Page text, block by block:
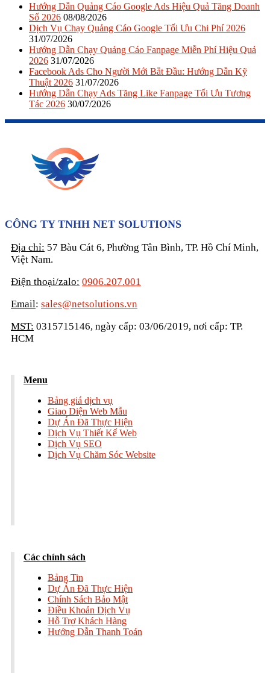
Hướng Dẫn Quảng Cáo Google Ads Hiệu Quả Tăng Doanh
Số 2026 08/08/2026
Dịch Vụ Chạy Quảng Cáo Google Tối Ưu Chi Phí 2026
31/07/2026
Hướng Dẫn Chạy Quảng Cáo Fanpage Miễn Phí Hiệu Quả
2026 31/07/2026
Facebook Ads Cho Người Mới Bắt Đầu: Hướng Dẫn Kỹ
Thuật 2026 31/07/2026
Hướng Dẫn Chạy Ads Tăng Like Fanpage Tối Ưu Tương
Tác 2026 30/07/2026
CÔNG TY TNHH NET SOLUTIONS
Địa chỉ: 57 Bàu Cát 6, Phường Tân Bình, TP. Hồ Chí Minh,
Việt Nam.
Điện thoại/zalo: 0906.207.001
Email: sales@netsolutions.vn
MST: 0315715146, ngày cấp: 03/06/2019, nơi cấp: TP.
HCM
Menu
Bảng giá dịch vụ
Giao Diện Web Mẫu
Dự Án Đã Thực Hiện
Dịch Vụ Thiết Kế Web
Dịch Vụ SEO
Dịch Vụ Chăm Sóc Website
Các chính sách
Bảng Tin
Dự Án Đã Thực Hiện
Chính Sách Bảo Mật
Điều Khoản Dịch Vụ
Hỗ Trợ Khách Hàng
Hướng Dẫn Thanh Toán